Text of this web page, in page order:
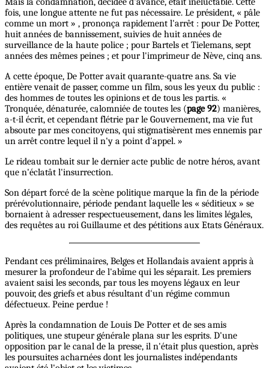
fois, une longue attente ne fut pas nécessaire. Le président, « pâle
comme un mort » , prononça rapidement l'arrêt : pour De Potter,
huit années de bannissement, suivies de huit années de
surveillance de la haute police ; pour Bartels et Tielemans, sept
années des mêmes peines ; et pour l'imprimeur de Nève, cinq ans.
A cette époque, De Potter avait quarante-quatre ans. Sa vie
entière venait de passer, comme un film, sous les yeux du public :
des hommes de toutes les opinions et de tous les partis. «
Tronquée, dénaturée, calomniée de toutes les (page 92) manières,
a-t-il écrit, et cependant flétrie par le Gouvernement, ma vie fut
absoute par mes concitoyens, qui stigmatisèrent mes ennemis par
un arrêt contre lequel il n'y a point d'appel. »
Le rideau tombait sur le dernier acte public de notre héros, avant
que n'éclatât l'insurrection.
Son départ forcé de la scène politique marque la fin de la période
prérévolutionnaire, période pendant laquelle les « séditieux » se
bornaient à adresser respectueusement, dans les limites légales,
des requêtes au roi Guillaume et des pétitions aux Etats Généraux.
Pendant ces préliminaires, Belges et Hollandais avaient appris à
mesurer la profondeur de l'abîme qui les séparait. Les premiers
avaient saisi les seconds, par tous les moyens légaux en leur
pouvoir, des griefs et abus résultant d'un régime commun
défectueux. Peine perdue !
Après la condamnation de Louis De Potter et de ses amis
politiques, une stupeur générale plana sur les esprits. D'une
opposition par le canal de la presse, il n'était plus question, après
les poursuites acharnées dont les journalistes indépendants